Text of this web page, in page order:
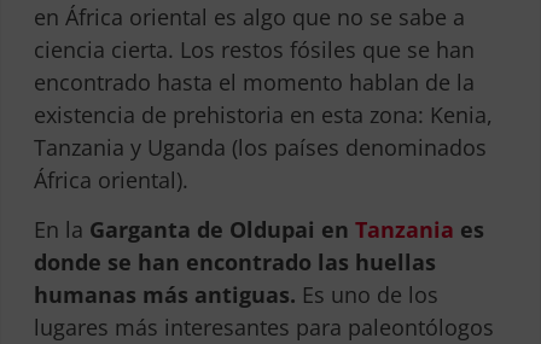
en África oriental es algo que no se sabe a
ciencia cierta. Los restos fósiles que se han
encontrado hasta el momento hablan de la
existencia de prehistoria en esta zona: Kenia,
Tanzania y Uganda (los países denominados
África oriental).
En la Garganta de Oldupai en Tanzania es
donde se han encontrado las huellas
humanas más antiguas. Es uno de los
lugares más interesantes para paleontólogos